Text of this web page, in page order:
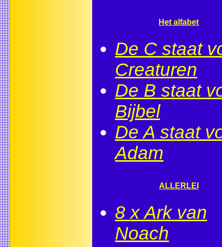
Het alfabet
De C staat
Creaturen
De B staat
Bijbel
De A staat
Adam
ALLERLEI
8 x Ark van
Noach